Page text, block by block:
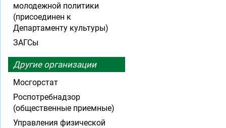
молодежной политики
(присоединен к
Департаменту культуры)
ЗАГСы
Другие организации
Мосгорстат
Роспотребнадзор
(общественные приемные)
Управления физической